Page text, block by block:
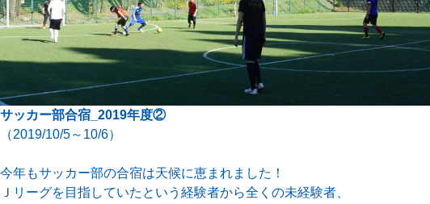
サッカー部合宿_2019年度②
（2019/10/5～10/6）
今年もサッカー部の合宿は天候に恵まれました！
Ｊリーグを目指していたという経験者から全くの未経験者、